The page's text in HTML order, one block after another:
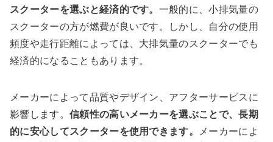
スクーターを選ぶと経済的です。 一般的に、小排気量の
スクーターの方が燃費が良いです。しかし、自分の使用
頻度や走行距離によっては、大排気量のスクーターでも
経済的になることもあります。
メーカーによって品質やデザイン、アフターサービスに
影響します。 信頼性の高いメーカーを選ぶことで、長期
的に安心してスクーターを使用できます。
メーカーによ